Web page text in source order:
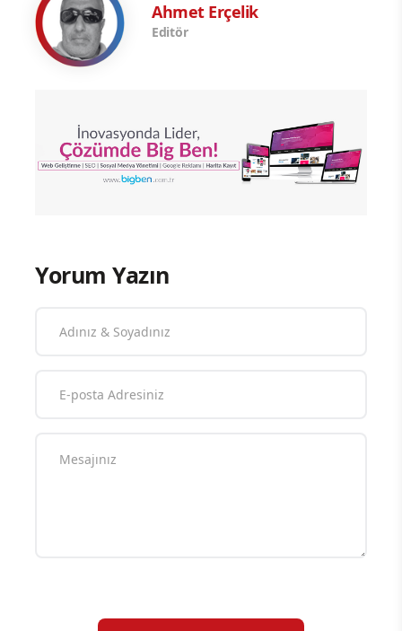
Ahmet Erçelik
Editör
Yorum Yazın